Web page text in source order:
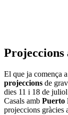
El que ja comença
projeccions de
dies 11 i 18 de juliol
Casals amb Puerto
projeccions gràcies